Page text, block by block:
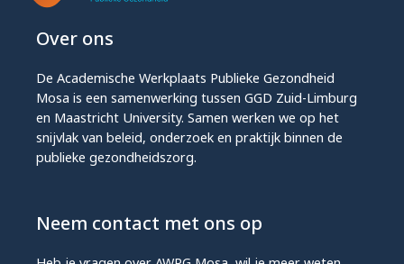
Over ons
De Academische Werkplaats Publieke Gezondheid
Mosa is een samenwerking tussen GGD Zuid-Limburg
en Maastricht University. Samen werken we op het
snijvlak van beleid, onderzoek en praktijk binnen de
publieke gezondheidszorg.
Neem contact met ons op